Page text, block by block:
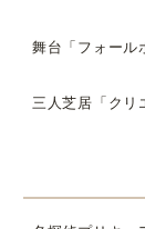
舞台「フォール
三人芝居「クリ